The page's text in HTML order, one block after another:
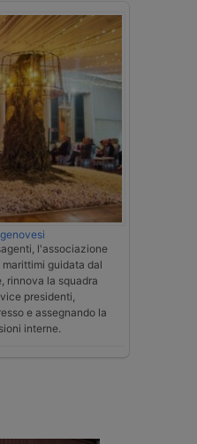
l'associazione
guidata dal
rinnova la squadra
presidenti,
e assegnando la
interne.